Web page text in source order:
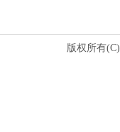
版权所有